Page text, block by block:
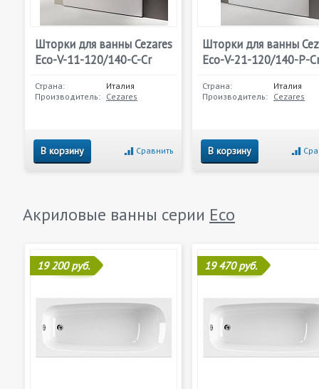
Шторки для ванны Cezares
Eco-V-11-120/140-C-Cr
Страна:
Италия
Производитель: Cezares
В корзину Сравнить
Шторки для ванны
Eco-V-21-120/140-P-
Страна:
Италия
Производитель: Cezares
В корзину
Акриловые ванны серии Eco
19 200 руб. 19 470 руб.